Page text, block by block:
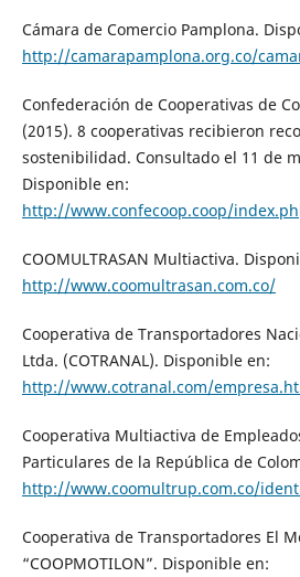
Cámara de Comercio Pamplona.
http://camarapamplona.org.co/
Confederación de Cooperativas de
(2015). 8 cooperativas recibieron
sostenibilidad. Consultado el 11 de
Disponible en:
http://www.confecoop.coop/
COOMULTRASAN Multiactiva.
http://www.coomultrasan.com.co/
Cooperativa de Transportadores
Ltda. (COTRANAL). Disponible en:
http://www.cotranal.com/
Cooperativa Multiactiva de
Particulares de la República de
http://www.coomultrup.com.co/
Cooperativa de Transportadores El
“COOPMOTILON”. Disponible en: